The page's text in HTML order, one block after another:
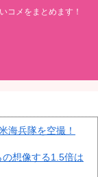
コメをまとめます！
海兵隊を空撮！
の想像する1.5倍は